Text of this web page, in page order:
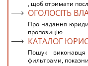
, щоб отримати
ОГОЛОСІТЬ
Про надання
пропозицію
КАТАЛОГ
Пошук
фильтрами,